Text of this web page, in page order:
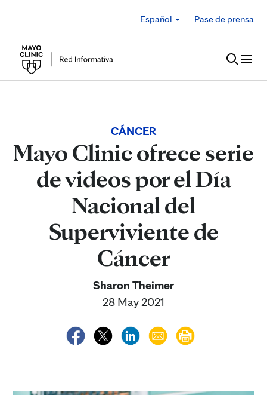
Español
Pase de prensa
CÁNCER
Mayo Clinic ofrece serie
de videos por el Día
Nacional del
Superviviente de
Cáncer
Sharon Theimer
28 May 2021